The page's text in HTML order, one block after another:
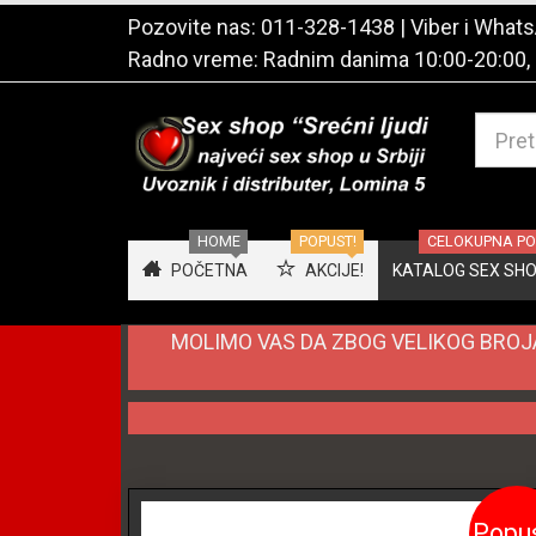
Pozovite nas: 011-328-1438 | Viber i
Radno vreme: Radnim danima 10:00-
POČETNA
HOME
AKCIJE!
POPUST!
KATALOG SEX
CELOKUPNA
MOLIMO VAS DA ZBOG VELIKOG